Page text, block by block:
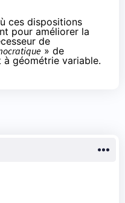
ces dispositions
pour améliorer la
de
» de
géométrie variable.